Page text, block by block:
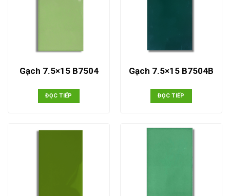
Gạch 7.5×15 B7504
ĐỌC TIẾP
Gạch 7.5×15 B7504B
ĐỌC TIẾP